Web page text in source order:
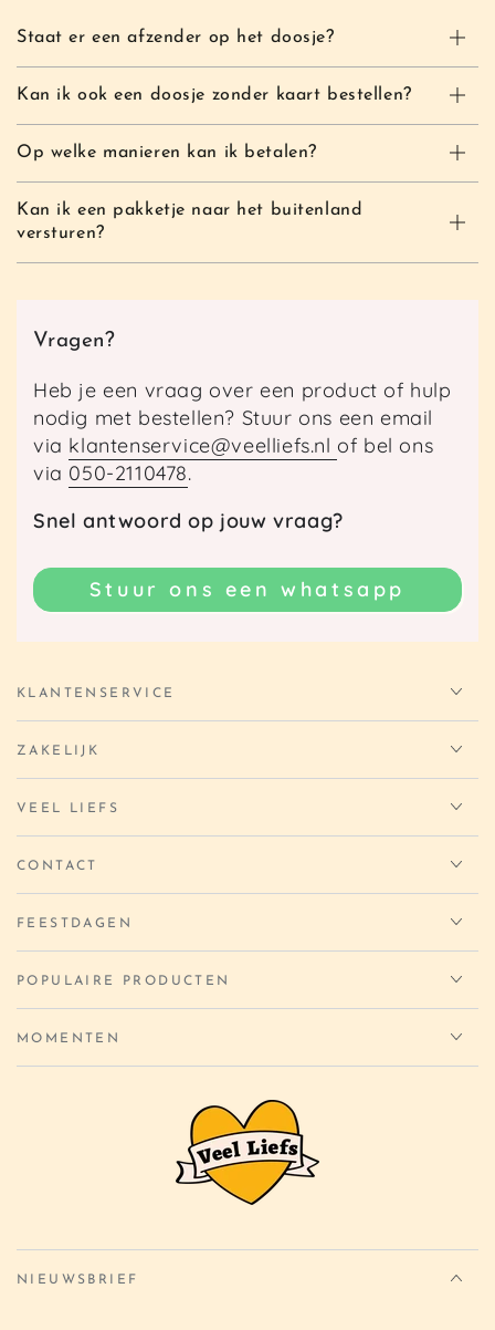
Staat er een afzender op het doosje?
Kan ik ook een doosje zonder kaart bestellen?
Op welke manieren kan ik betalen?
Kan ik een pakketje naar het buitenland
versturen?
Vragen?
Heb je een vraag over een product of hulp
nodig met bestellen? Stuur ons een email
via klantenservice@veelliefs.nl of bel ons
via 050-2110478.
Snel antwoord op jouw vraag?
Stuur ons een whatsapp
KLANTENSERVICE
ZAKELIJK
VEEL LIEFS
CONTACT
FEESTDAGEN
POPULAIRE PRODUCTEN
MOMENTEN
NIEUWSBRIEF